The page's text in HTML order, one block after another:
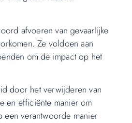
afvoeren van gevaarlijke
Ze voldoen aan
om de impact op het
door het verwijderen van
en efficiënte manier om
een verantwoorde manier